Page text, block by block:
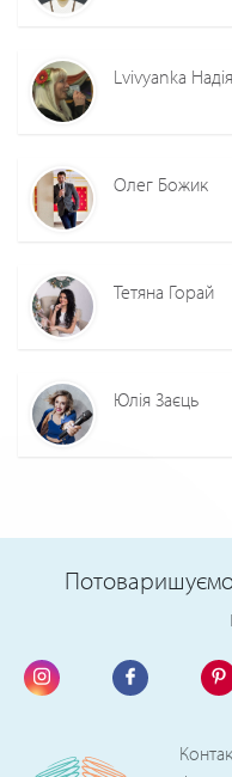
Lvivyanka
Олег Божик
Тетяна Горай
Юлія Заєць